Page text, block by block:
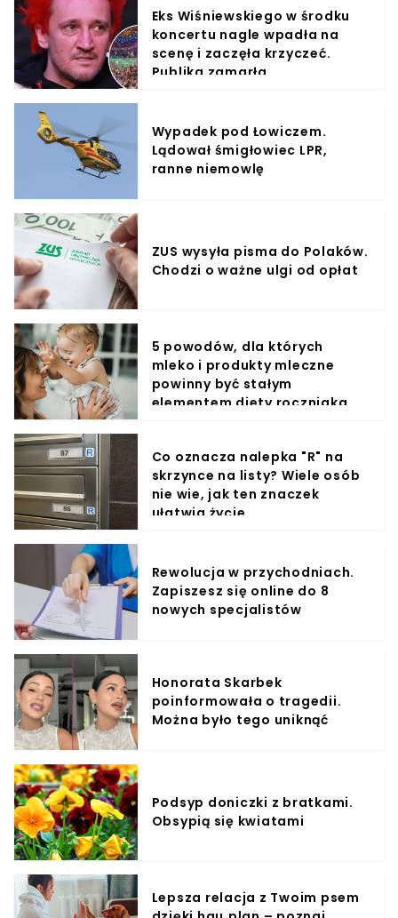
Eks Wiśniewskiego w środku
koncertu nagle wpadła na
scenę i zaczęła krzyczeć.
Publika zamarła
Wypadek pod Łowiczem.
Lądował śmigłowiec LPR,
ranne niemowlę
ZUS wysyła pisma do Polaków.
Chodzi o ważne ulgi od opłat
5 powodów, dla których
mleko i produkty mleczne
powinny być stałym
elementem diety roczniaka
Co oznacza nalepka "R" na
skrzynce na listy? Wiele osób
nie wie, jak ten znaczek
ułatwia życie
Rewolucja w przychodniach.
Zapiszesz się online do 8
nowych specjalistów
Honorata Skarbek
poinformowała o tragedii.
Można było tego uniknąć
Podsyp doniczki z bratkami.
Obsypią się kwiatami
Lepsza relacja z Twoim psem